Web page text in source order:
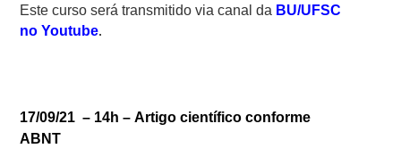
Este curso será transmitido via canal da BU/UFSC
no Youtube.
17/09/21 – 14h – Artigo científico conforme
ABNT